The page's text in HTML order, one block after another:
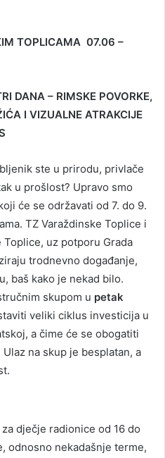
TOPLICAMA 07.06 –
DANA – RIMSKE POVORKE,
I VIZUALNE ATRAKCIJE
ste u prirodu, privlače
u prošlost? Upravo smo
će se održavati od 7. do 9.
TZ Varaždinske Toplice i
Toplice, uz potporu Grada
trodnevno događanje,
baš kako je nekad bilo.
skupom u petak
veliki ciklus investicija u
a čime će se obogatiti
na skup je besplatan, a
dječje radionice od 16 do
odnosno nekadašnje terme,